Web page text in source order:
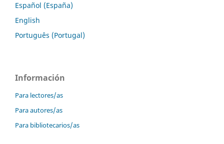
Español (España)
English
Português (Portugal)
Información
Para lectores/as
Para autores/as
Para bibliotecarios/as